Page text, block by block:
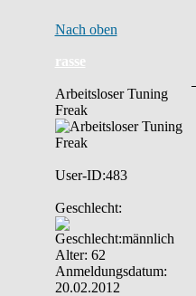
Nach oben
rasse
Arbeitsloser Tuning
Freak
User-ID:483
Geschlecht:
Alter: 62
Anmeldungsdatum:
20.02.2012